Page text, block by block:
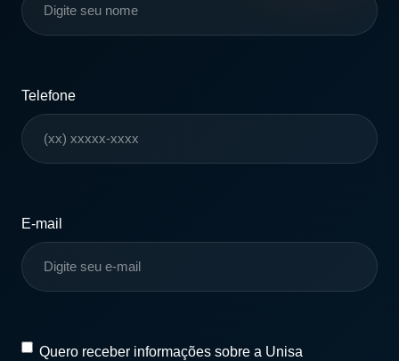
Telefone
E-mail
QueroQuero receber informações sobre a Unisa